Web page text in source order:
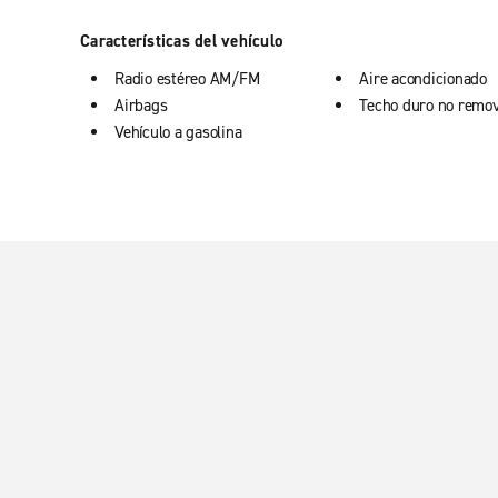
Características del vehículo
Radio estéreo AM/FM
Airbags
Vehículo a gasolina
Aire acondicionado
Techo duro no